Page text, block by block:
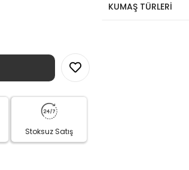
Stoksuz Satış
KUMAŞ TÜRLERİ